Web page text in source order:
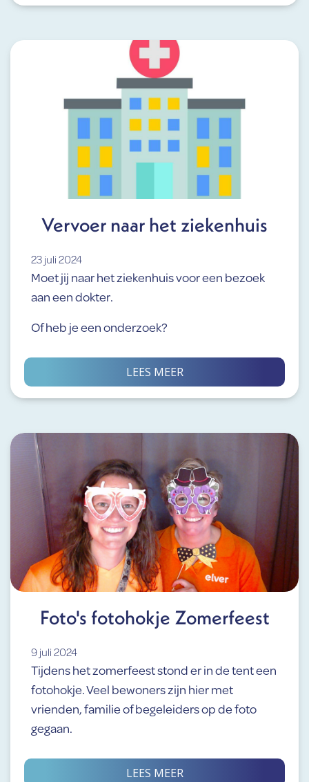
Vervoer naar het ziekenhuis
23 juli 2024
Moet jij naar het ziekenhuis voor een bezoek
aan een dokter.
Of heb je een onderzoek?
LEES MEER
Foto's fotohokje Zomerfeest
9 juli 2024
Tijdens het zomerfeest stond er in de tent een
fotohokje. Veel bewoners zijn hier met
vrienden, familie of begeleiders op de foto
gegaan.
LEES MEER